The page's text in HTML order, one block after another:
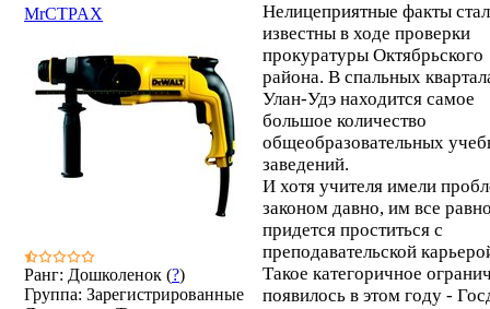
MrCTPAX
Ранг: Дошколенок (?)
Группа: Зарегистрированные
Нелицеприятные факты
известны в ходе проверки
прокуратуры Октябрьского
района. В спальных
Улан-Удэ находится самое
большое количество
общеобразовательных
заведений.
И хотя учителя имели
законом давно, им все
придется проститься с
преподавательской
Такое категоричное
появилось в этом году -